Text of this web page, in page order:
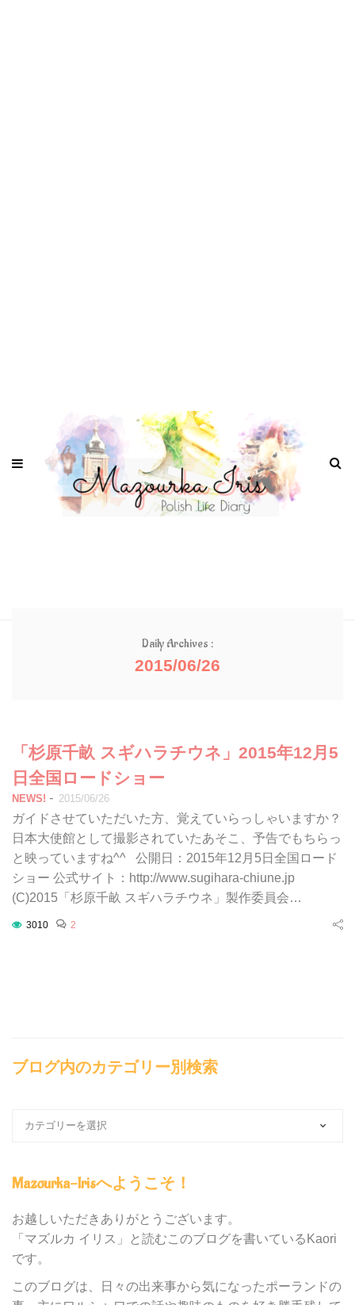
Daily Archives :
2015/06/26
「杉原千畝 スギハラチウネ」2015年12月5
日全国ロードショー
NEWS! - 2015/06/26
ガイドさせていただいた方、覚えていらっしゃいますか？
日本大使館として撮影されていたあそこ、予告でもちらっ
と映っていますね^^ 公開日：2015年12月5日全国ロード
ショー 公式サイト：http://www.sugihara-chiune.jp
(C)2015「杉原千畝 スギハラチウネ」製作委員会…
3010 2
ブログ内のカテゴリー別検索
の
テ
ゴ
ー
別
検
Mazourka-Irisへようこそ！
お越しいただきありがとうございます。
「マズルカ イリス」と読むこのブログを書いているKaori
です。
このブログは、日々の出来事から気になったポーランドの